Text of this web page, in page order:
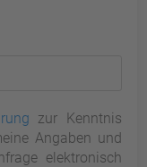
zur Kenntnis
Angaben und
elektronisch